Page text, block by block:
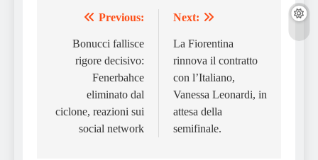
navigation
Previous:
Bonucci fallisce
rigore decisivo:
Fenerbahce
eliminato dal
ciclone, reazioni sui
social network
Next:
La Fiorentina
rinnova il contratto
con l’Italiano,
Vanessa Leonardi, in
attesa della
semifinale.